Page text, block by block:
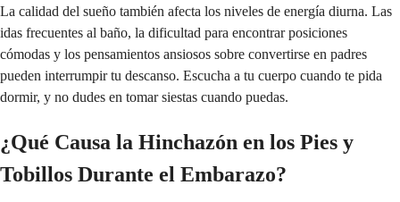
La calidad del sueño también afecta los niveles de energía diurna. Las
idas frecuentes al baño, la dificultad para encontrar posiciones
cómodas y los pensamientos ansiosos sobre convertirse en padres
pueden interrumpir tu descanso. Escucha a tu cuerpo cuando te pida
dormir, y no dudes en tomar siestas cuando puedas.
¿Qué Causa la Hinchazón en los Pies y
Tobillos Durante el Embarazo?